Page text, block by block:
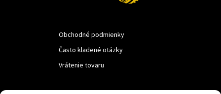
Obchodné podmienky
Často kladené otázky
Vrátenie tovaru